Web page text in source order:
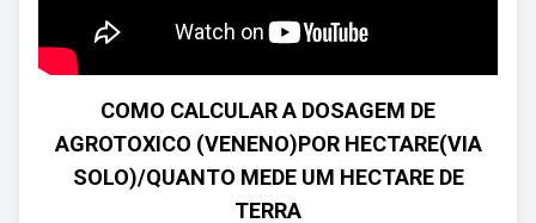
COMO CALCULAR A DOSAGEM DE
AGROTOXICO (VENENO)POR HECTARE(VIA
SOLO)/QUANTO MEDE UM HECTARE DE
TERRA